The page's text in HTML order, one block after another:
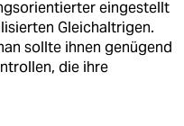
eingestellt
Gleichaltrigen.
sollte ihnen genügend
die ihre